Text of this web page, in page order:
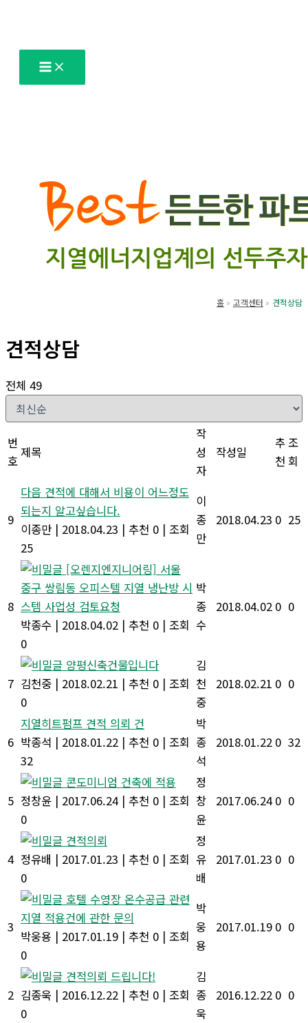
홈 고객센터 견적상담
견적상담
전체 49
번
호
제목
작
성
자
작성일
추
천
조
회
9
다음 견적에 대해서 비용이 어느정도
되는지 알고싶습니다.
이종만 | 2018.04.23 | 추천 0 | 조회
25
이
종
만
2018.04.23 0 25
8
[오렌지엔지니어링] 서울
중구 쌍림동 오피스텔 지열 냉난방 시
스템 사업성 검토요청
박종수 | 2018.04.02 | 추천 0 | 조회
0
박
종
수
2018.04.02 0 0
7
양평신축건물입니다
김천중 | 2018.02.21 | 추천 0 | 조회
0
김
천
중
2018.02.21 0 0
6
지열히트펌프 견적 의뢰 건
박종석 | 2018.01.22 | 추천 0 | 조회
32
박
종
석
2018.01.22 0 32
5
콘도미니엄 건축에 적용
정창윤 | 2017.06.24 | 추천 0 | 조회
0
정
창
윤
2017.06.24 0 0
4
견적의뢰
정유배 | 2017.01.23 | 추천 0 | 조회
0
정
유
배
2017.01.23 0 0
3
호텔 수영장 온수공급 관련
지열 적용건에 관한 문의
박웅용 | 2017.01.19 | 추천 0 | 조회
0
박
웅
용
2017.01.19 0 0
2
견적의뢰 드립니다!
김종욱 | 2016.12.22 | 추천 0 | 조회
0
김
종
욱
2016.12.22 0 0